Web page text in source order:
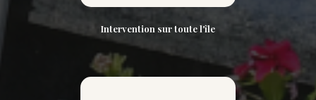
Intervention sur toute l'île